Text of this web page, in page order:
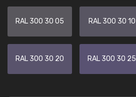
RAL 300 30 05 RAL 300 30 10
RAL 300 30 20 RAL 300 30 25